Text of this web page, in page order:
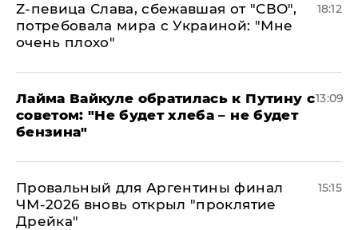
Z-певица Слава, сбежавшая от "СВО",
потребовала мира с Украиной: "Мне
очень плохо"
18:12
Лайма Вайкуле обратилась к Путину с
советом: "Не будет хлеба – не будет
бензина"
13:09
Провальный для Аргентины финал
ЧМ-2026 вновь открыл "проклятие
Дрейка"
15:15